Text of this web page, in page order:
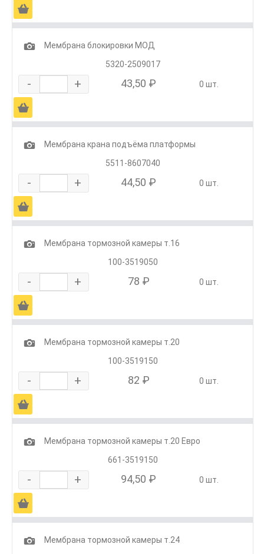
Ä
1
Мембрана блокировки МОД
5320-2509017
- + 43,50 ₽ 0 шт.
Ä
1
Мембрана крана подъёма платформы
5511-8607040
- + 44,50 ₽ 0 шт.
Ä
1
Мембрана тормозной камеры т.16
100-3519050
- + 78 ₽ 0 шт.
Ä
1
Мембрана тормозной камеры т.20
100-3519150
- + 82 ₽ 0 шт.
Ä
1
Мембрана тормозной камеры т.20 Евро
661-3519150
- + 94,50 ₽ 0 шт.
Ä
1
Мембрана тормозной камеры т.24